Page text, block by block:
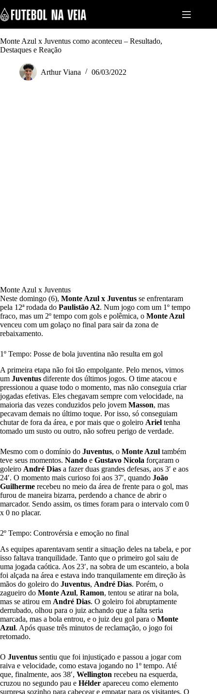
k
i
p
t
o
Monte Azul x Juventus como aconteceu – Resultado,
Destaques e Reação
Arthur Viana 06/03/2022
Monte Azul x Juventus
Neste domingo (6), Monte Azul x Juventus se enfrentaram
pela 12ª rodada do Paulistão A2. Num jogo com um 1º tempo
fraco, mas um 2º tempo com gols e polêmica, o Monte Azul
venceu com um golaço no final para sair da zona de
rebaixamento.
1º Tempo: Posse de bola juventina não resulta em gol
A primeira etapa não foi tão empolgante. Pelo menos, vimos
um Juventus diferente dos últimos jogos. O time atacou e
pressionou a quase todo o momento, mas não conseguia criar
jogadas efetivas. Eles chegavam sempre com velocidade, na
maioria das vezes conduzidos pelo jovem Masson, mas
pecavam demais no último toque. Por isso, só conseguiam
chutar de fora da área, e por mais que o goleiro Ariel tenha
tomado um susto ou outro, não sofreu perigo de verdade.
Mesmo com o domínio do Juventus, o Monte Azul também
teve seus momentos. Nando e Gustavo Nicola forçaram o
goleiro André Dias a fazer duas grandes defesas, aos 3′ e aos
24′. O momento mais curioso foi aos 37′, quando João
Guilherme recebeu no meio da área de frente para o gol, mas
furou de maneira bizarra, perdendo a chance de abrir o
marcador. Sendo assim, os times foram para o intervalo com 0
x 0 no placar.
2º Tempo: Controvérsia e emoção no final
As equipes aparentavam sentir a situação deles na tabela, e por
isso faltava tranquilidade. Tanto que o primeiro gol saiu de
uma jogada caótica. Aos 23′, na sobra de um escanteio, a bola
foi alçada na área e estava indo tranquilamente em direção às
mãos do goleiro do Juventus, André Dias. Porém, o
zagueiro do Monte Azul, Ramon, tentou se atirar na bola,
mas se atirou em André Dias. O goleiro foi abruptamente
derrubado, olhou para o juiz achando que a falta seria
marcada, mas a bola entrou, e o juiz deu gol para o Monte
Azul. Após quase três minutos de reclamação, o jogo foi
retomado.
O Juventus sentiu que foi injustiçado e passou a jogar com
raiva e velocidade, como estava jogando no 1º tempo. Até
que, finalmente, aos 38′, Wellington recebeu na esquerda,
cruzou no segundo pau e Hélder apareceu como elemento
surpresa sozinho para cabecear e empatar para os visitantes. O